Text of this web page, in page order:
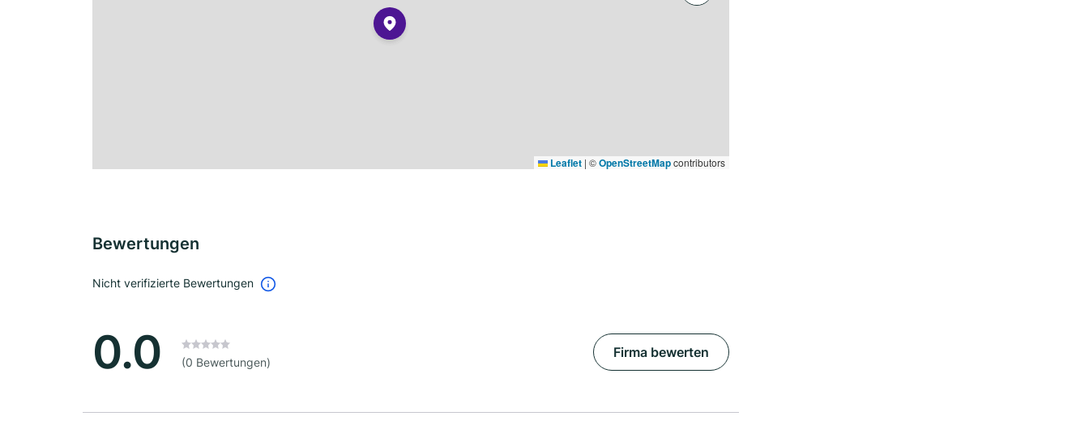
Leaflet | ©OpenStreetMapcontributors
Bewertungen
Nicht verifizierte Bewertungen
0.0 (0 Bewertungen)
Firma bewerten